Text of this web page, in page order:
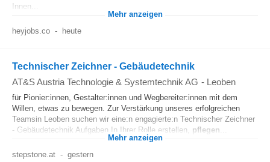
Innen...
Mehr anzeigen
heyjobs.co - heute
Technischer Zeichner - Gebäudetechnik
AT&S Austria Technologie & Systemtechnik AG - Leoben
für Pionier:innen, Gestalter:innen und Wegbereiter:innen mit dem
Willen, etwas zu bewegen. Zur Verstärkung unseres erfolgreichen
Teamsin Leoben suchen wir eine:n engagierte:n Technischer Zeichner
- Gebäudetechnik Aufgaben In Ihrer Rolle erstellen, pflegen
Mehr anzeigen
stepstone.at - gestern